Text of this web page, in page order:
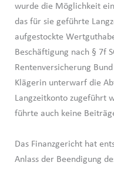
wurde die Möglichkeit
das für sie geführte
aufgestockte
Beschäftigung nach § 7f
Rentenversicherung
Klägerin unterwarf die
Langzeitkonto zugeführt
führte auch keine
Das Finanzgericht hat
Anlass der Beendigung